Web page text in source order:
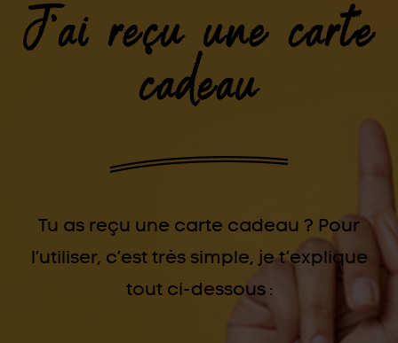
J'ai reçu une carte
cadeau
Tu as reçu une carte cadeau ? Pour
l’utiliser, c’est très simple, je t’explique
tout ci-dessous :